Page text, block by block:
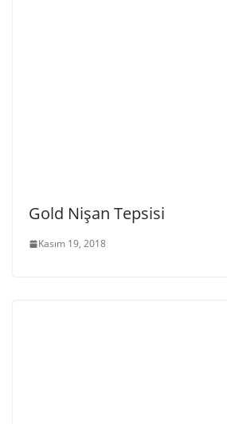
Gold Nişan Tepsisi
Kasım 19, 2018